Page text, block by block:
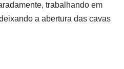
trabalhando em
a abertura das cavas